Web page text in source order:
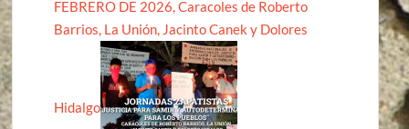
FEBRERO DE 2026, Caracoles de Roberto
Barrios, La Unión, Jacinto Canek y Dolores
Hidalgo